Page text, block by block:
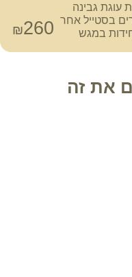
עוגת גבינה
בסטייל אחר
₪260
את זה